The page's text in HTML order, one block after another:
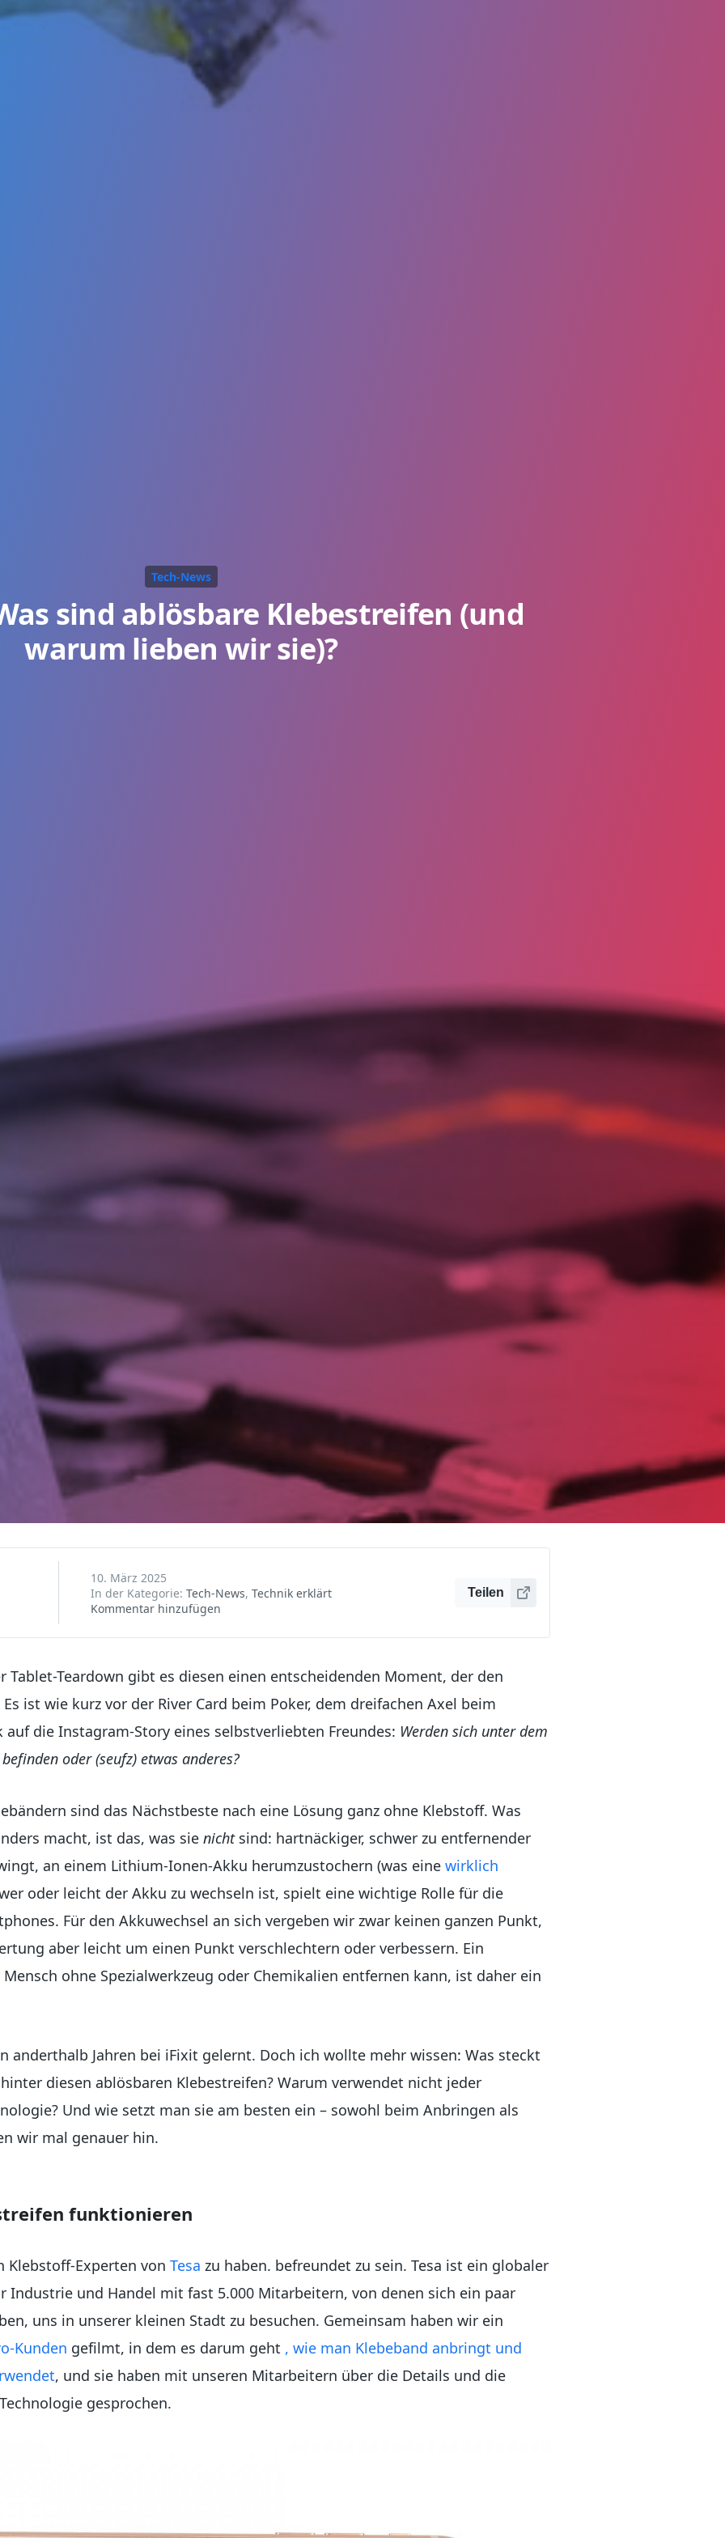
Tech-News
sind ablösbare Klebestreifen (und
warum lieben wir sie)?
10. März 2025
In der Kategorie: Tech-News, Technik erklärt
Kommentar hinzufügen
Teilen
Tablet-Teardown gibt es diesen einen entscheidenden Moment, der den
ist wie kurz vor der River Card beim Poker, dem dreifachen Axel beim
die Instagram-Story eines selbstverliebten Freundes: Werden sich unter dem
oder (seufz) etwas anderes?
sind das Nächstbeste nach eine Lösung ganz ohne Klebstoff. Was
macht, ist das, was sie nichtsind: hartnäckiger, schwer zu entfernender
an einem Lithium-Ionen-Akku herumzustochern (was eine wirklich
oder leicht der Akku zu wechseln ist, spielt eine wichtige Rolle für die
Für den Akkuwechsel an sich vergeben wir zwar keinen ganzen Punkt,
aber leicht um einen Punkt verschlechtern oder verbessern. Ein
ohne Spezialwerkzeug oder Chemikalien entfernen kann, ist daher ein
anderthalb Jahren bei iFixit gelernt. Doch ich wollte mehr wissen: Was steckt
diesen ablösbaren Klebestreifen? Warum verwendet nicht jeder
Und wie setzt man sie am besten ein – sowohl beim Anbringen als
wir mal genauer hin.
funktionieren
Klebstoff-Experten von Tesa zu haben. befreundet zu sein. Tesa ist ein globaler
Industrie und Handel mit fast 5.000 Mitarbeitern, von denen sich ein paar
uns in unserer kleinen Stadt zu besuchen. Gemeinsam haben wir ein
Kunden gefilmt, in dem es darum geht , wie man Klebeband anbringt und
, und sie haben mit unseren Mitarbeitern über die Details und die
gesprochen.